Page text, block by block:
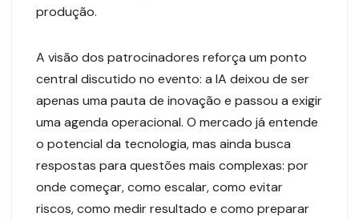
produção.
A visão dos patrocinadores reforça um ponto
central discutido no evento: a IA deixou de ser
apenas uma pauta de inovação e passou a exigir
uma agenda operacional. O mercado já entende
o potencial da tecnologia, mas ainda busca
respostas para questões mais complexas: por
onde começar, como escalar, como evitar
riscos, como medir resultado e como preparar